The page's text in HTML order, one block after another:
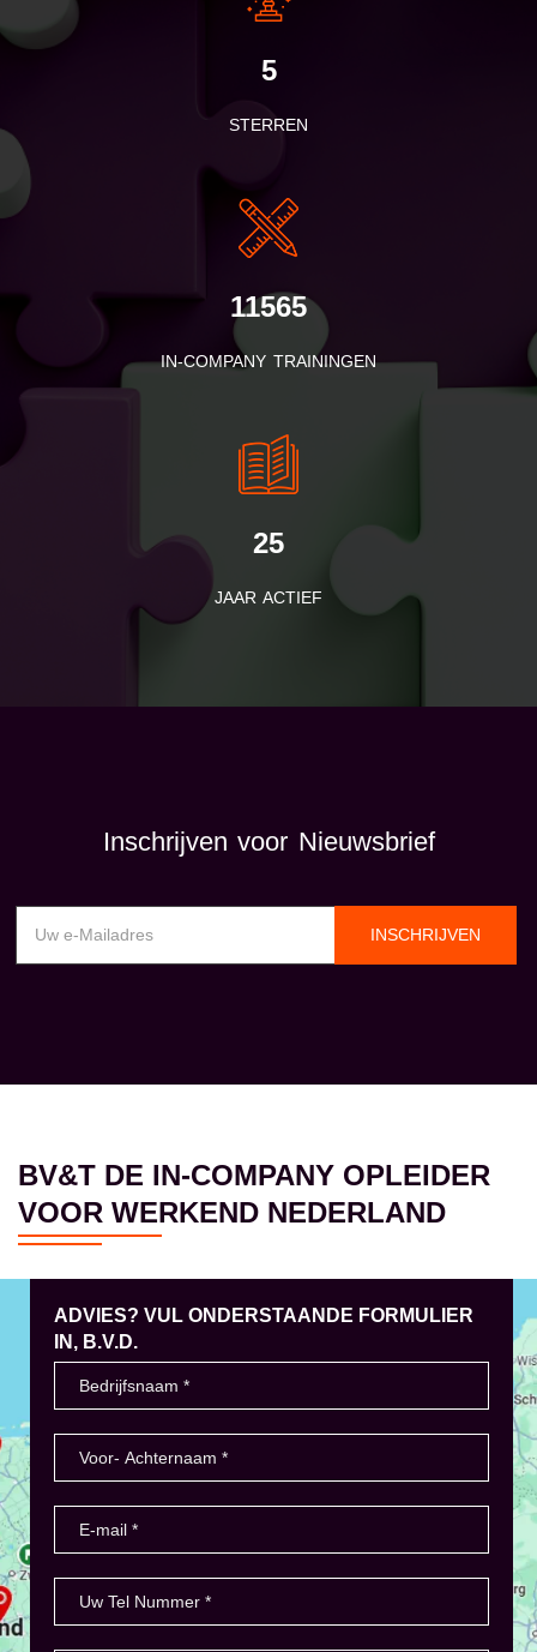
5
STERREN
11565
IN-COMPANY TRAININGEN
25
JAAR ACTIEF
Inschrijven voor Nieuwsbrief
INSCHRIJVEN
BV&T DE IN-COMPANY OPLEIDER
VOOR WERKEND NEDERLAND
ADVIES? VUL ONDERSTAANDE FORMULIER
IN, B.V.D.